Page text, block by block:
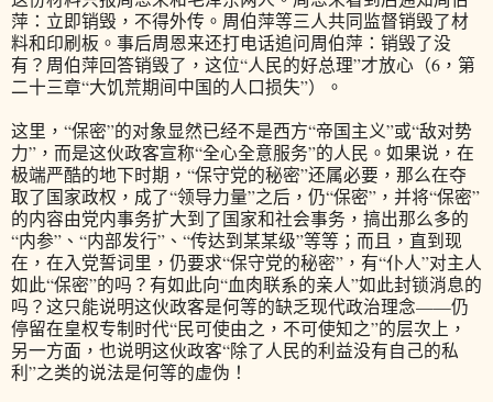
萍：立即销毁，不得外传。周伯萍等三人共同监督销毁了材
料和印刷板。事后周恩来还打电话追问周伯萍：销毁了没
有？周伯萍回答销毁了，这位“人民的好总理”才放心（6，第
二十三章“大饥荒期间中国的人口损失”）。
这里，“保密”的对象显然已经不是西方“帝国主义”或“敌对势
力”，而是这伙政客宣称“全心全意服务”的人民。如果说，在
极端严酷的地下时期，“保守党的秘密”还属必要，那么在夺
取了国家政权，成了“领导力量”之后，仍“保密”，并将“保密”
的内容由党内事务扩大到了国家和社会事务，搞出那么多的
“内参”、“内部发行”、“传达到某某级”等等；而且，直到现
在，在入党誓词里，仍要求“保守党的秘密”，有“仆人”对主人
如此“保密”的吗？有如此向“血肉联系的亲人”如此封锁消息的
吗？这只能说明这伙政客是何等的缺乏现代政治理念——仍
停留在皇权专制时代“民可使由之，不可使知之”的层次上，
另一方面，也说明这伙政客“除了人民的利益没有自己的私
利”之类的说法是何等的虚伪！